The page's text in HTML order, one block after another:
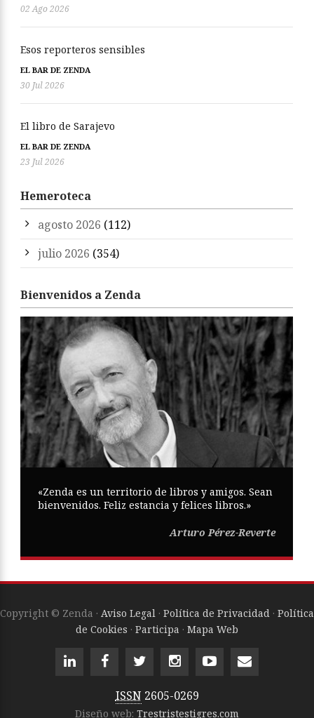
02 Ago 2026
Esos reporteros sensibles
EL BAR DE ZENDA
30 Jul 2026
El libro de Sarajevo
EL BAR DE ZENDA
23 Jul 2026
Hemeroteca
agosto 2026 (112)
julio 2026 (354)
Bienvenidos a Zenda
«Zenda es un territorio de libros y amigos. Sean
bienvenidos. Feliz estancia y felices libros.»
Arturo Pérez-Reverte
Copyright © Zenda · Aviso Legal · Política de Privacidad · Política
de Cookies · Participa · Mapa Web
ISSN 2605-0269
Diseño web: Trestristestigres.com